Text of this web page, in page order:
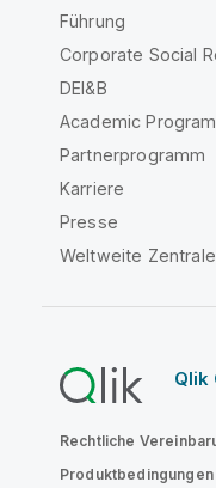
Führung
Corporate Social
DEI&B
Academic Program
Partnerprogramm
Karriere
Presse
Weltweite
Qlik
Rechtliche
Produktbedingungen